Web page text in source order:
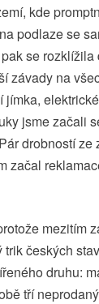
kde
podlaze se
se
závady na
jsme začali
drobností ze
začal
mezitím
českých
druhu:
tří